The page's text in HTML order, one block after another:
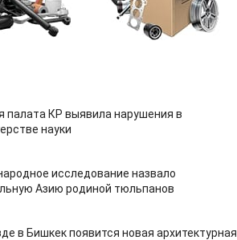
палата КР выявила нарушения в
науки
исследование назвало
Азию родиной тюльпанов
в Бишкек появится новая архитектурная